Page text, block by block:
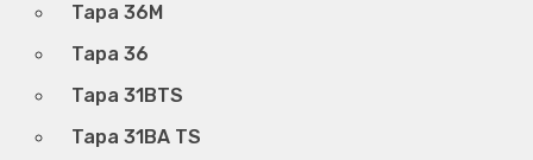
Tapa 36M
Tapa 36
Tapa 31BTS
Tapa 31BA TS